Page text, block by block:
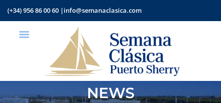
(+34) 956 86 00 60 |info@semanaclasica.com
NEWS